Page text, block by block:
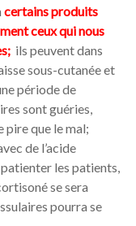
certains produits
ceux qui nous
; ils peuvent dans
sous-cutanée et
période de
sont guéries,
pire que le mal;
de l’acide
les patients,
se sera
pourra se